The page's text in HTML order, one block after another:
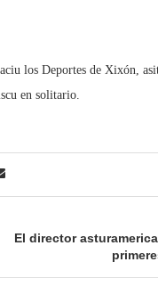
los Deportes de Xixón,
en solitario.
El director